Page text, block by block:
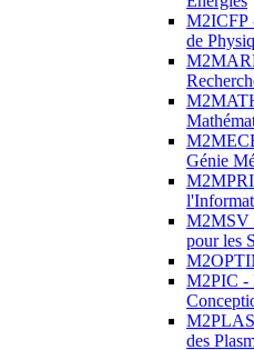
M2ICFP
de
Génie
M2MSV
pour les
M2PIC -
des